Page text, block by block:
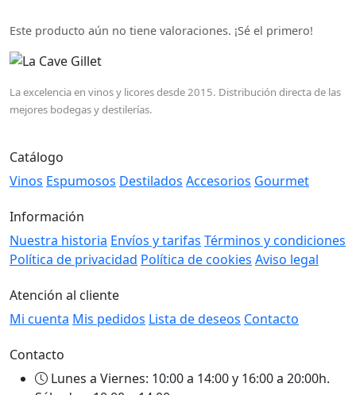
Este producto aún no tiene valoraciones. ¡Sé el primero!
La excelencia en vinos y licores desde 2015. Distribución directa de las
mejores bodegas y destilerías.
Catálogo
Vinos Espumosos Destilados Accesorios Gourmet
Información
Nuestra historia Envíos y tarifas Términos y condiciones
Política de privacidad Política de cookies Aviso legal
Atención al cliente
Mi cuenta Mis pedidos Lista de deseos Contacto
Contacto
Lunes a Viernes: 10:00 a 14:00 y 16:00 a 20:00h.